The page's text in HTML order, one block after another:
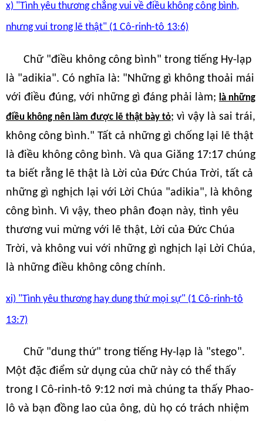
x) "Tình yêu thương chẳng vui về điều không công bình,
nhưng vui trong lẽ thật" (1 Cô-rinh-tô 13:6)
Chữ "điều không công bình" trong tiếng Hy-lạp
là "adikia". Có nghĩa là: "Những gì không thoải mái
với điều đúng, với những gì đáng phải làm; là những
điều không nên làm được lẽ thật bày tỏ; vì vậy là sai trái,
không công bình." Tất cả những gì chống lại lẽ thật
là điều không công bình. Và qua Giăng 17:17 chúng
ta biết rằng lẽ thật là Lời của Đức Chúa Trời, tất cả
những gì nghịch lại với Lời Chúa "adikia", là không
công bình. Vì vậy, theo phân đoạn này, tình yêu
thương vui mừng với lẽ thật, Lời của Đức Chúa
Trời, và không vui với những gì nghịch lại Lời Chúa,
là những điều không công chính.
xi) "Tình yêu thương hay dung thứ mọi sự" (1 Cô-rinh-tô
13:7)
Chữ "dung thứ" trong tiếng Hy-lạp là "stego".
Một đặc điểm sử dụng của chữ này có thể thấy
trong I Cô-rinh-tô 9:12 nơi mà chúng ta thấy Phao-
lô và bạn đồng lao của ông, dù họ có trách nhiệm